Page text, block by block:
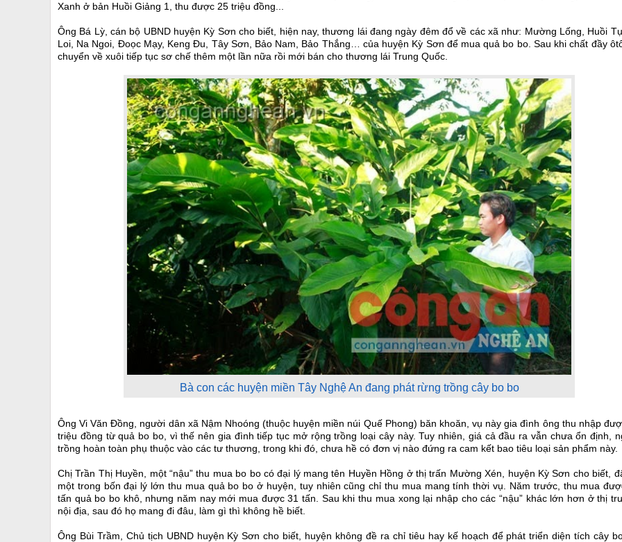
Xanh ở bản Huồi Giảng 1, thu được 25 triệu đồng...
Ông Bá Lỳ, cán bộ UBND huyện Kỳ Sơn cho biết, hiện nay, thương lái đang ngày đêm đổ về các xã như: Mường Lống, Huồi
Loi, Na Ngoi, Đoọc Mạy, Keng Đu, Tây Sơn, Bảo Nam, Bảo Thắng… của huyện Kỳ Sơn để mua quả bo bo. Sau khi chất đầy
chuyển về xuôi tiếp tục sơ chế thêm một lần nữa rồi mới bán cho thương lái Trung Quốc.
Bà con các huyện miền Tây Nghệ An đang phát rừng trồng cây bo bo
Ông Vi Văn Đồng, người dân xã Nậm Nhoóng (thuộc huyện miền núi Quế Phong) băn khoăn, vụ này gia đình ông thu nhập
triệu đồng từ quả bo bo, vì thế nên gia đình tiếp tục mở rộng trồng loại cây này. Tuy nhiên, giá cả đầu ra vẫn chưa ổn định,
trồng hoàn toàn phụ thuộc vào các tư thương, trong khi đó, chưa hề có đơn vị nào đứng ra cam kết bao tiêu loại sản phẩm này.
Chị Trần Thị Huyền, một “nậu” thu mua bo bo có đại lý mang tên Huyền Hồng ở thị trấn Mường Xén, huyện Kỳ Sơn cho biết,
một trong bốn đại lý lớn thu mua quả bo bo ở huyện, tuy nhiên cũng chỉ thu mua mang tính thời vụ. Năm trước, thu mua
tấn quả bo bo khô, nhưng năm nay mới mua được 31 tấn. Sau khi thu mua xong lại nhập cho các “nậu” khác lớn hơn ở thị
nội địa, sau đó họ mang đi đâu, làm gì thì không hề biết.
Ông Bùi Trầm, Chủ tịch UBND huyện Kỳ Sơn cho biết, huyện không đề ra chỉ tiêu hay kế hoạch để phát triển diện tích cây